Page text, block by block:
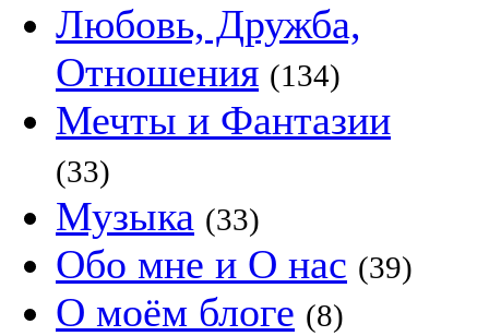
Любовь, Дружба,
Отношения (134)
Мечты и Фантазии
(33)
Музыка (33)
Обо мне и О нас (39)
О моём блоге (8)